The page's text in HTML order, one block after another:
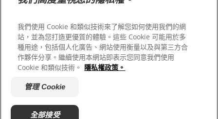
© 2025 Hill's Pet Nutrition, Inc.
版權所有。
本文所使用的商標僅指在美國註冊的商標；在其他地區的註
冊狀態可能有所不同。您使用本網站須遵守我們的條款。
我們使用 Cookie 和類似技術來了解您如何使用我們的網
站，並為您打造更優質的體驗。這些 Cookie 可能用於多
種用途，包括個人化廣告、網站使用衡量以及與第三方合
作夥伴分享。繼續使用本網站即表示您同意我們使用
Cookie 和類似技術。 隱私權政策。
管理 Cookie
全部接受